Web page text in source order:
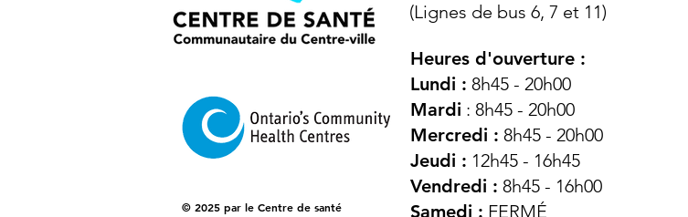
© 2025 par le Centre de santé
(Lignes de bus 6, 7 et 11)
Heures d'ouverture :
Lundi : 8h45 - 20h00
Mardi : 8h45 - 20h00
Mercredi : 8h45 - 20h00
Jeudi : 12h45 - 16h45
Vendredi : 8h45 - 16h00
Samedi : FERMÉ